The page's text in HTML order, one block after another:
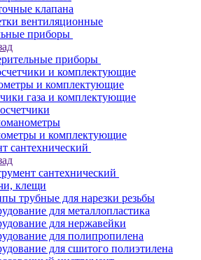
клапана
вентиляционные
приборы
приборы
и комплектующие
и комплектующие
газа и комплектующие
и комплектующие
сантехнический
сантехнический
клещи
трубные для нарезки резьбы
для металлопластика
для нержавейки
для полипропилена
для сшитого полиэтилена